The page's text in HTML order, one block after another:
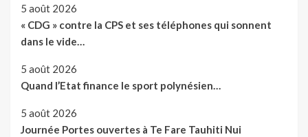
5 août 2026
« CDG » contre la CPS et ses téléphones qui sonnent
dans le vide…
5 août 2026
Quand l’Etat finance le sport polynésien…
5 août 2026
Journée Portes ouvertes à Te Fare Tauhiti Nui